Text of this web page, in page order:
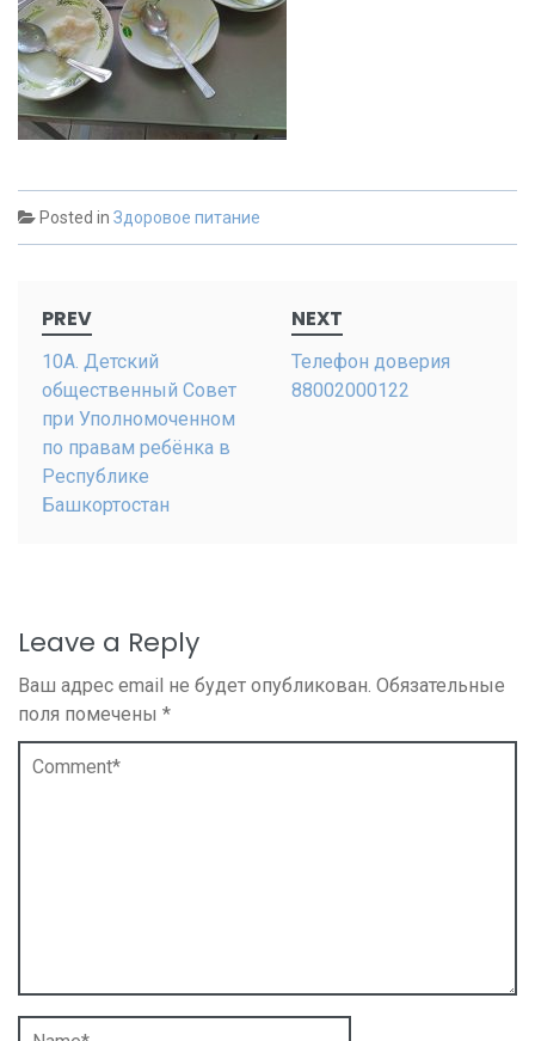
Posted in Здоровое питание
navigation
PREV
10А. Детский
общественный Совет
при Уполномоченном
по правам ребёнка в
Республике
Башкортостан
NEXT
Телефон доверия
88002000122
Leave a Reply
Ваш адрес email не будет опубликован. Обязательные
поля помечены *